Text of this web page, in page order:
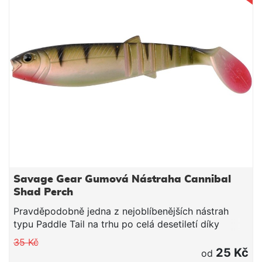
Savage Gear Gumová Nástraha Cannibal
Shad Perch
Pravděpodobně jedna z nejoblíbenějších nástrah
typu Paddle Tail na trhu po celá desetiletí díky
úžasné rychlosti záběru a snadnému použití.
Cannibal shad má úžasně živou akci jak při propadu,
35 Kč
od 25 Kč